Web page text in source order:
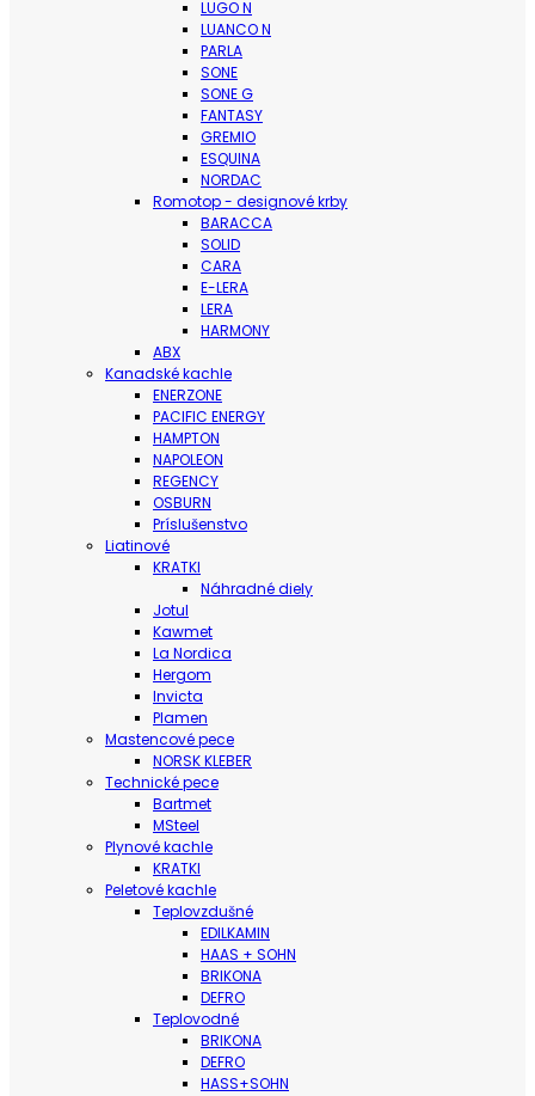
LUGO N
LUANCO N
PARLA
SONE
SONE G
FANTASY
GREMIO
ESQUINA
NORDAC
Romotop - designové krby
BARACCA
SOLID
CARA
E-LERA
LERA
HARMONY
ABX
Kanadské kachle
ENERZONE
PACIFIC ENERGY
HAMPTON
NAPOLEON
REGENCY
OSBURN
Príslušenstvo
Liatinové
KRATKI
Náhradné diely
Jotul
Kawmet
La Nordica
Hergom
Invicta
Plamen
Mastencové pece
NORSK KLEBER
Technické pece
Bartmet
MSteel
Plynové kachle
KRATKI
Peletové kachle
Teplovzdušné
EDILKAMIN
HAAS + SOHN
BRIKONA
DEFRO
Teplovodné
BRIKONA
DEFRO
HASS+SOHN